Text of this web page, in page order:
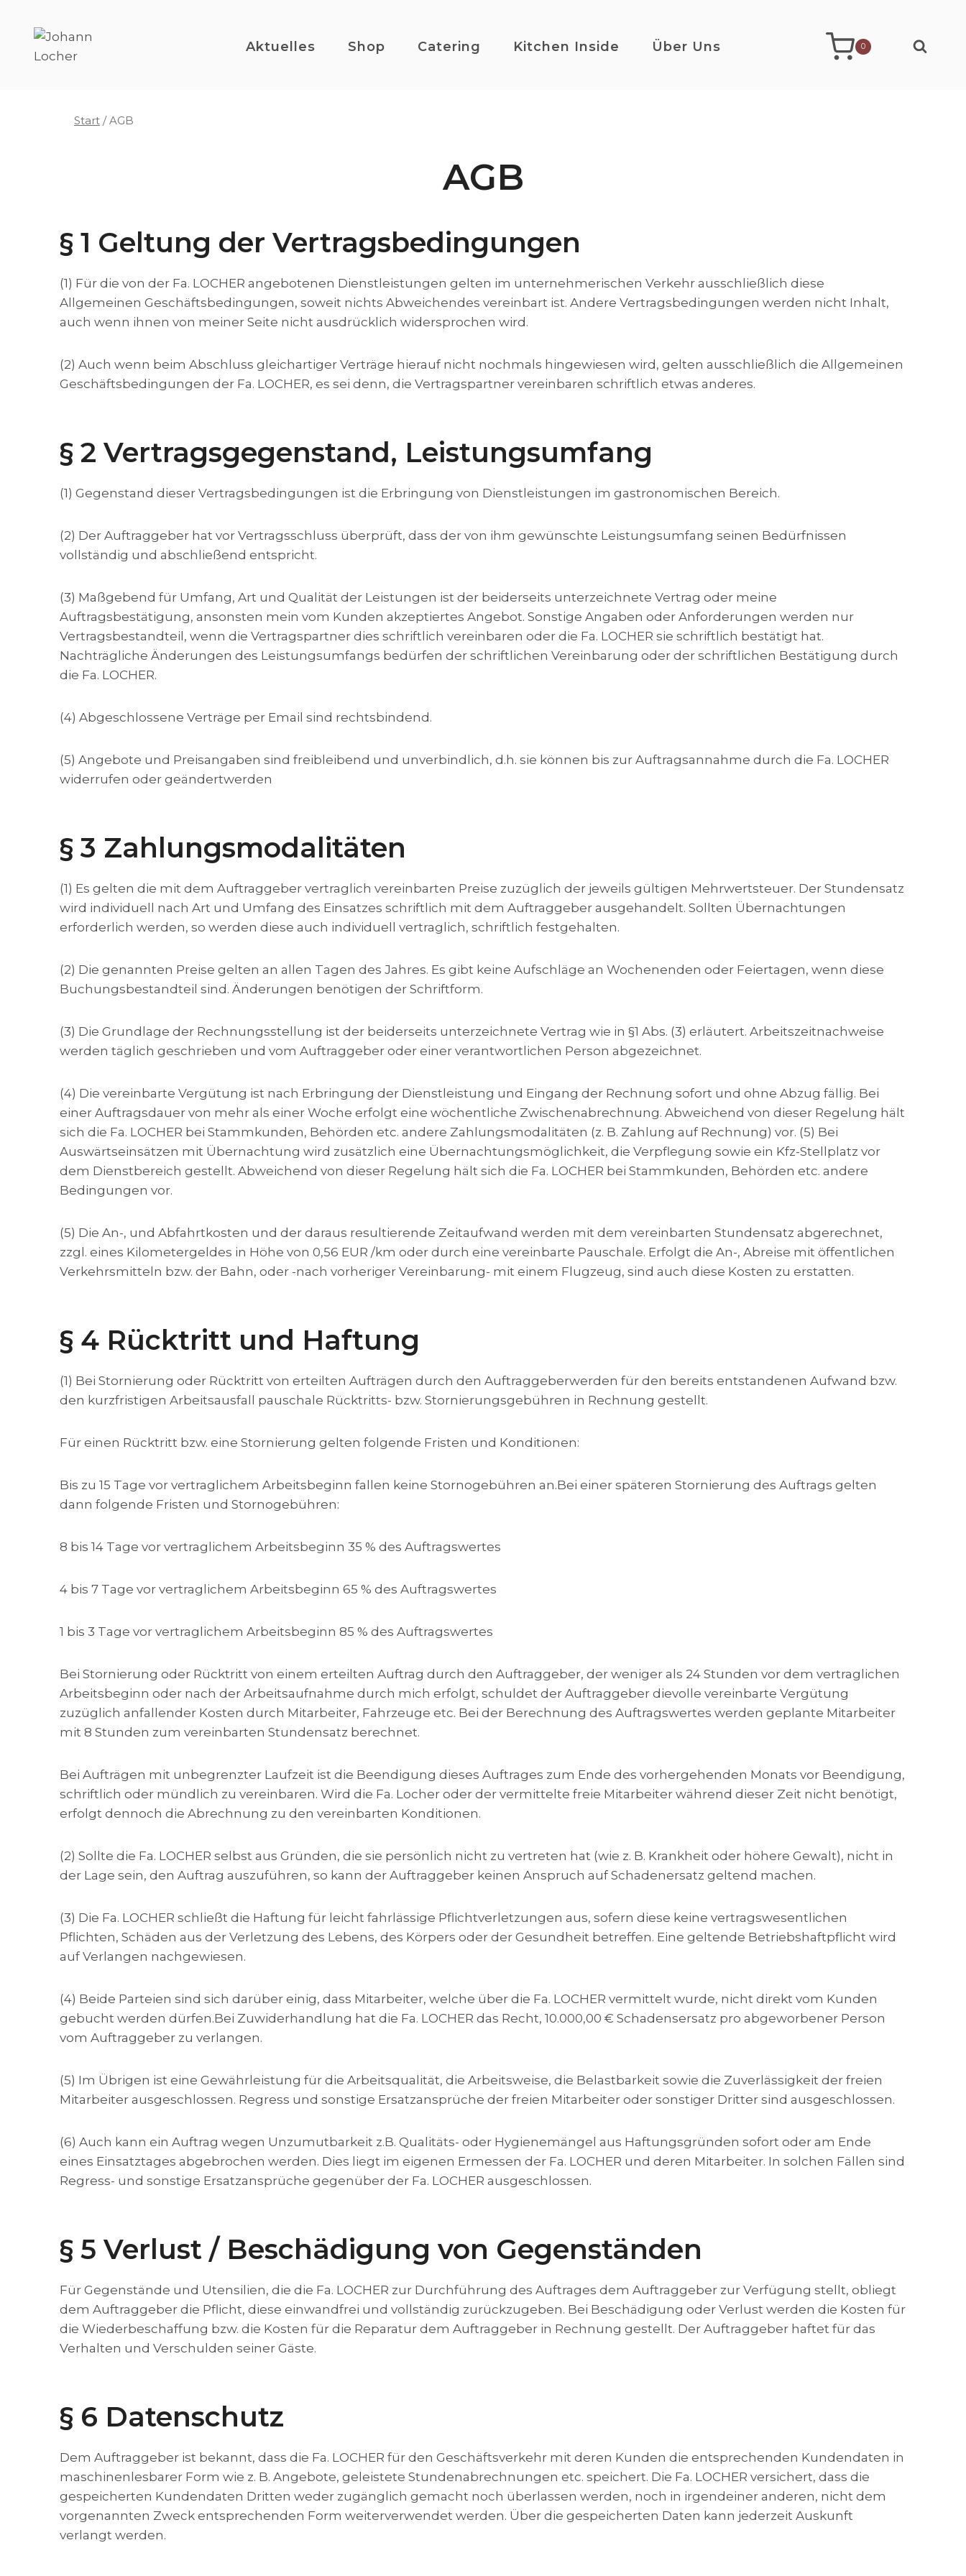
Inhalt
Aktuelles Shop Catering Kitchen Inside Über Uns 0
Start / AGB
AGB
§ 1 Geltung der Vertragsbedingungen
(1) Für die von der Fa. LOCHER angebotenen Dienstleistungen gelten im unternehmerischen Verkehr ausschließlich diese
Allgemeinen Geschäftsbedingungen, soweit nichts Abweichendes vereinbart ist. Andere Vertragsbedingungen werden nicht Inhalt,
auch wenn ihnen von meiner Seite nicht ausdrücklich widersprochen wird.
(2) Auch wenn beim Abschluss gleichartiger Verträge hierauf nicht nochmals hingewiesen wird, gelten ausschließlich die Allgemeinen
Geschäftsbedingungen der Fa. LOCHER, es sei denn, die Vertragspartner vereinbaren schriftlich etwas anderes.
§ 2 Vertragsgegenstand, Leistungsumfang
(1) Gegenstand dieser Vertragsbedingungen ist die Erbringung von Dienstleistungen im gastronomischen Bereich.
(2) Der Auftraggeber hat vor Vertragsschluss überprüft, dass der von ihm gewünschte Leistungsumfang seinen Bedürfnissen
vollständig und abschließend entspricht.
(3) Maßgebend für Umfang, Art und Qualität der Leistungen ist der beiderseits unterzeichnete Vertrag oder meine
Auftragsbestätigung, ansonsten mein vom Kunden akzeptiertes Angebot. Sonstige Angaben oder Anforderungen werden nur
Vertragsbestandteil, wenn die Vertragspartner dies schriftlich vereinbaren oder die Fa. LOCHER sie schriftlich bestätigt hat.
Nachträgliche Änderungen des Leistungsumfangs bedürfen der schriftlichen Vereinbarung oder der schriftlichen Bestätigung durch
die Fa. LOCHER.
(4) Abgeschlossene Verträge per Email sind rechtsbindend.
(5) Angebote und Preisangaben sind freibleibend und unverbindlich, d.h. sie können bis zur Auftragsannahme durch die Fa. LOCHER
widerrufen oder geändertwerden
§ 3 Zahlungsmodalitäten
(1) Es gelten die mit dem Auftraggeber vertraglich vereinbarten Preise zuzüglich der jeweils gültigen Mehrwertsteuer. Der Stundensatz
wird individuell nach Art und Umfang des Einsatzes schriftlich mit dem Auftraggeber ausgehandelt. Sollten Übernachtungen
erforderlich werden, so werden diese auch individuell vertraglich, schriftlich festgehalten.
(2) Die genannten Preise gelten an allen Tagen des Jahres. Es gibt keine Aufschläge an Wochenenden oder Feiertagen, wenn diese
Buchungsbestandteil sind. Änderungen benötigen der Schriftform.
(3) Die Grundlage der Rechnungsstellung ist der beiderseits unterzeichnete Vertrag wie in §1 Abs. (3) erläutert. Arbeitszeitnachweise
werden täglich geschrieben und vom Auftraggeber oder einer verantwortlichen Person abgezeichnet.
(4) Die vereinbarte Vergütung ist nach Erbringung der Dienstleistung und Eingang der Rechnung sofort und ohne Abzug fällig. Bei
einer Auftragsdauer von mehr als einer Woche erfolgt eine wöchentliche Zwischenabrechnung. Abweichend von dieser Regelung hält
sich die Fa. LOCHER bei Stammkunden, Behörden etc. andere Zahlungsmodalitäten (z. B. Zahlung auf Rechnung) vor. (5) Bei
Auswärtseinsätzen mit Übernachtung wird zusätzlich eine Übernachtungsmöglichkeit, die Verpflegung sowie ein Kfz-Stellplatz vor
dem Dienstbereich gestellt. Abweichend von dieser Regelung hält sich die Fa. LOCHER bei Stammkunden, Behörden etc. andere
Bedingungen vor.
(5) Die An-, und Abfahrtkosten und der daraus resultierende Zeitaufwand werden mit dem vereinbarten Stundensatz abgerechnet,
zzgl. eines Kilometergeldes in Höhe von 0,56 EUR /km oder durch eine vereinbarte Pauschale. Erfolgt die An-, Abreise mit öffentlichen
Verkehrsmitteln bzw. der Bahn, oder -nach vorheriger Vereinbarung- mit einem Flugzeug, sind auch diese Kosten zu erstatten.
§ 4 Rücktritt und Haftung
(1) Bei Stornierung oder Rücktritt von erteilten Aufträgen durch den Auftraggeberwerden für den bereits entstandenen Aufwand bzw.
den kurzfristigen Arbeitsausfall pauschale Rücktritts- bzw. Stornierungsgebühren in Rechnung gestellt.
Für einen Rücktritt bzw. eine Stornierung gelten folgende Fristen und Konditionen:
Bis zu 15 Tage vor vertraglichem Arbeitsbeginn fallen keine Stornogebühren an.Bei einer späteren Stornierung des Auftrags gelten
dann folgende Fristen und Stornogebühren:
8 bis 14 Tage vor vertraglichem Arbeitsbeginn 35 % des Auftragswertes
4 bis 7 Tage vor vertraglichem Arbeitsbeginn 65 % des Auftragswertes
1 bis 3 Tage vor vertraglichem Arbeitsbeginn 85 % des Auftragswertes
Bei Stornierung oder Rücktritt von einem erteilten Auftrag durch den Auftraggeber, der weniger als 24 Stunden vor dem vertraglichen
Arbeitsbeginn oder nach der Arbeitsaufnahme durch mich erfolgt, schuldet der Auftraggeber dievolle vereinbarte Vergütung
zuzüglich anfallender Kosten durch Mitarbeiter, Fahrzeuge etc. Bei der Berechnung des Auftragswertes werden geplante Mitarbeiter
mit 8 Stunden zum vereinbarten Stundensatz berechnet.
Bei Aufträgen mit unbegrenzter Laufzeit ist die Beendigung dieses Auftrages zum Ende des vorhergehenden Monats vor Beendigung,
schriftlich oder mündlich zu vereinbaren. Wird die Fa. Locher oder der vermittelte freie Mitarbeiter während dieser Zeit nicht benötigt,
erfolgt dennoch die Abrechnung zu den vereinbarten Konditionen.
(2) Sollte die Fa. LOCHER selbst aus Gründen, die sie persönlich nicht zu vertreten hat (wie z. B. Krankheit oder höhere Gewalt), nicht in
der Lage sein, den Auftrag auszuführen, so kann der Auftraggeber keinen Anspruch auf Schadenersatz geltend machen.
(3) Die Fa. LOCHER schließt die Haftung für leicht fahrlässige Pflichtverletzungen aus, sofern diese keine vertragswesentlichen
Pflichten, Schäden aus der Verletzung des Lebens, des Körpers oder der Gesundheit betreffen. Eine geltende Betriebshaftpflicht wird
auf Verlangen nachgewiesen.
(4) Beide Parteien sind sich darüber einig, dass Mitarbeiter, welche über die Fa. LOCHER vermittelt wurde, nicht direkt vom Kunden
gebucht werden dürfen.Bei Zuwiderhandlung hat die Fa. LOCHER das Recht, 10.000,00 € Schadensersatz pro abgeworbener Person
vom Auftraggeber zu verlangen.
(5) Im Übrigen ist eine Gewährleistung für die Arbeitsqualität, die Arbeitsweise, die Belastbarkeit sowie die Zuverlässigkeit der freien
Mitarbeiter ausgeschlossen. Regress und sonstige Ersatzansprüche der freien Mitarbeiter oder sonstiger Dritter sind ausgeschlossen.
(6) Auch kann ein Auftrag wegen Unzumutbarkeit z.B. Qualitäts- oder Hygienemängel aus Haftungsgründen sofort oder am Ende
eines Einsatztages abgebrochen werden. Dies liegt im eigenen Ermessen der Fa. LOCHER und deren Mitarbeiter. In solchen Fällen sind
Regress- und sonstige Ersatzansprüche gegenüber der Fa. LOCHER ausgeschlossen.
§ 5 Verlust / Beschädigung von Gegenständen
Für Gegenstände und Utensilien, die die Fa. LOCHER zur Durchführung des Auftrages dem Auftraggeber zur Verfügung stellt, obliegt
dem Auftraggeber die Pflicht, diese einwandfrei und vollständig zurückzugeben. Bei Beschädigung oder Verlust werden die Kosten für
die Wiederbeschaffung bzw. die Kosten für die Reparatur dem Auftraggeber in Rechnung gestellt. Der Auftraggeber haftet für das
Verhalten und Verschulden seiner Gäste.
§ 6 Datenschutz
Dem Auftraggeber ist bekannt, dass die Fa. LOCHER für den Geschäftsverkehr mit deren Kunden die entsprechenden Kundendaten in
maschinenlesbarer Form wie z. B. Angebote, geleistete Stundenabrechnungen etc. speichert. Die Fa. LOCHER versichert, dass die
gespeicherten Kundendaten Dritten weder zugänglich gemacht noch überlassen werden, noch in irgendeiner anderen, nicht dem
vorgenannten Zweck entsprechenden Form weiterverwendet werden. Über die gespeicherten Daten kann jederzeit Auskunft
verlangt werden.